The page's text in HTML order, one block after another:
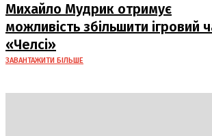
Михайло Мудрик отримує
можливість збільшити ігровий
«Челсі»
ЗАВАНТАЖИТИ БІЛЬШЕ